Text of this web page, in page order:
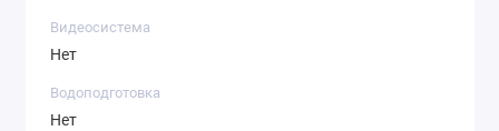
Видеосистема
Нет
Водоподготовка
Нет